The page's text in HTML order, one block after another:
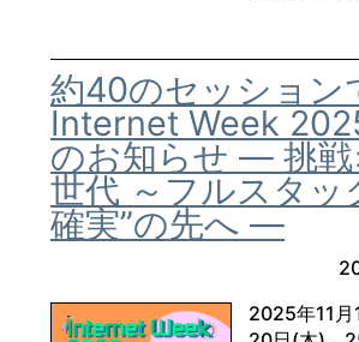
約40のセッション
Internet Week
のお知らせ ― 挑
世代 ～フルスタッ
確実”の先へ ―
2025年11